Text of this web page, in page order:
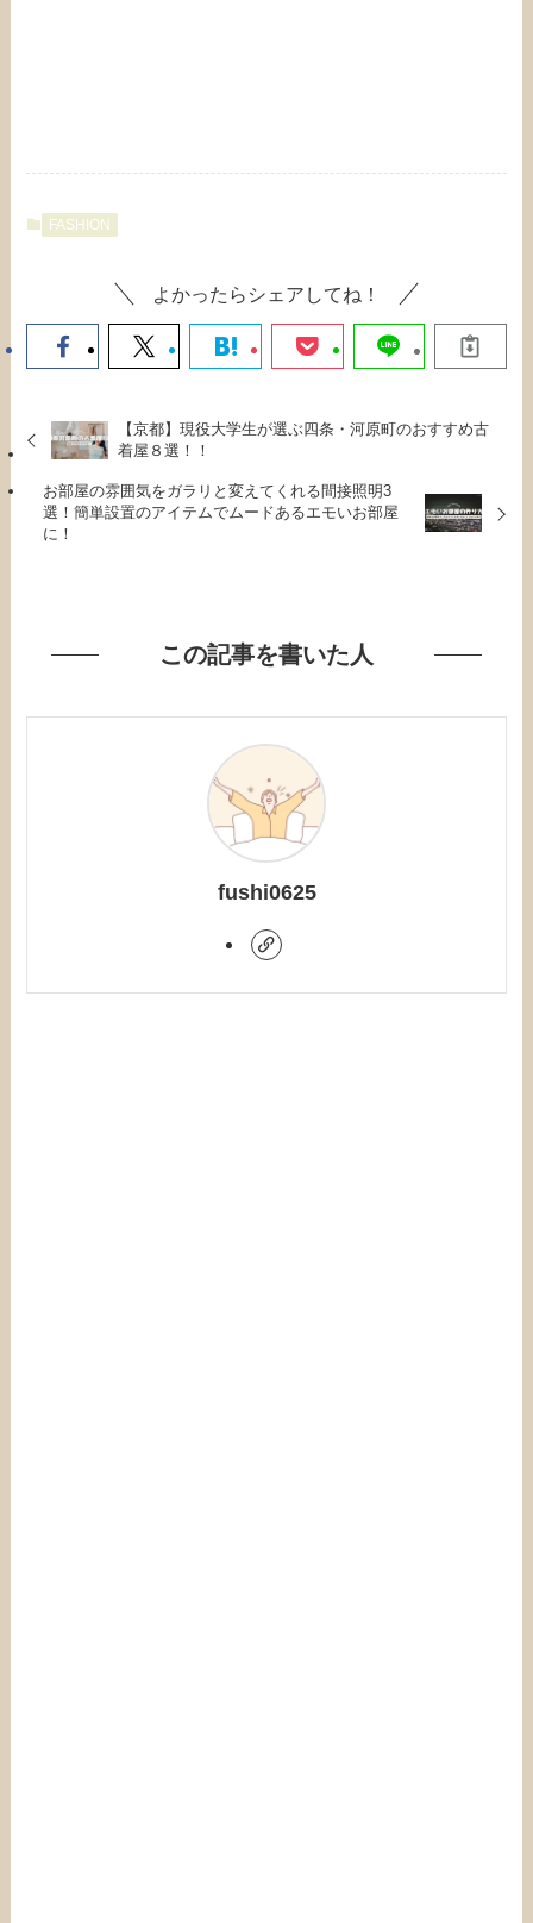
FASHION
よかったらシェアしてね！
【京都】現役大学生が選ぶ四条・河原町のおすすめ古
着屋８選！！
お部屋の雰囲気をガラリと変えてくれる間接照明3
選！簡単設置のアイテムでムードあるエモいお部屋
に！
この記事を書いた人
fushi0625